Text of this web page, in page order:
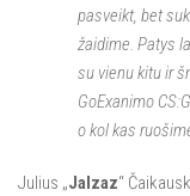
pasveikt, bet
žaidime. Patys
su vienu kitu ir
GoExanimo
o kol kas
Julius „Jalzaz“